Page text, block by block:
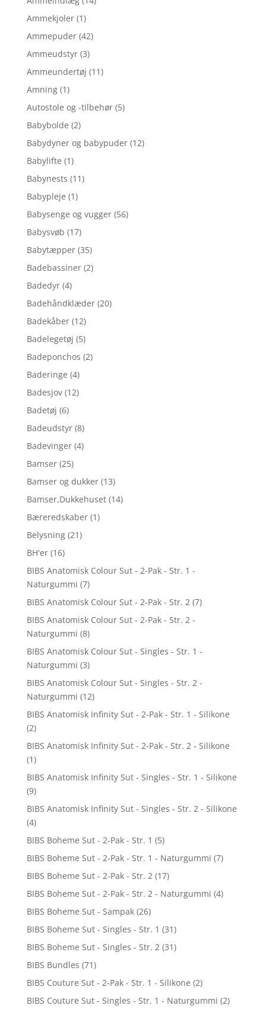
Ammekjoler (1)
Ammepuder (42)
Ammeudstyr (3)
Ammeundertøj (11)
Amning (1)
Autostole og -tilbehør (5)
Babybolde (2)
Babydyner og babypuder (12)
Babylifte (1)
Babynests (11)
Babypleje (1)
Babysenge og vugger (56)
Babysvøb (17)
Babytæpper (35)
Badebassiner (2)
Badedyr (4)
Badehåndklæder (20)
Badekåber (12)
Badelegetøj (5)
Badeponchos (2)
Baderinge (4)
Badesjov (12)
Badetøj (6)
Badeudstyr (8)
Badevinger (4)
Bamser (25)
Bamser og dukker (13)
Bamser,Dukkehuset (14)
Bæreredskaber (1)
Belysning (21)
BH'er (16)
BIBS Anatomisk Colour Sut - 2-Pak - Str. 1 -
Naturgummi (7)
BIBS Anatomisk Colour Sut - 2-Pak - Str. 2 (7)
BIBS Anatomisk Colour Sut - 2-Pak - Str. 2 -
Naturgummi (8)
BIBS Anatomisk Colour Sut - Singles - Str. 1 -
Naturgummi (3)
BIBS Anatomisk Colour Sut - Singles - Str. 2 -
Naturgummi (12)
BIBS Anatomisk Infinity Sut - 2-Pak - Str. 1 - Silikone
(2)
BIBS Anatomisk Infinity Sut - 2-Pak - Str. 2 - Silikone
(1)
BIBS Anatomisk Infinity Sut - Singles - Str. 1 - Silikone
(9)
BIBS Anatomisk Infinity Sut - Singles - Str. 2 - Silikone
(4)
BIBS Boheme Sut - 2-Pak - Str. 1 (5)
BIBS Boheme Sut - 2-Pak - Str. 1 - Naturgummi (7)
BIBS Boheme Sut - 2-Pak - Str. 2 (17)
BIBS Boheme Sut - 2-Pak - Str. 2 - Naturgummi (4)
BIBS Boheme Sut - Sampak (26)
BIBS Boheme Sut - Singles - Str. 1 (31)
BIBS Boheme Sut - Singles - Str. 2 (31)
BIBS Bundles (71)
BIBS Couture Sut - 2-Pak - Str. 1 - Silikone (2)
BIBS Couture Sut - Singles - Str. 1 - Naturgummi (2)